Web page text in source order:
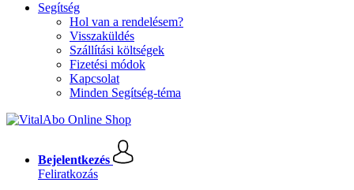
Segítség
Hol van a rendelésem?
Visszaküldés
Szállítási költségek
Fizetési módok
Kapcsolat
Minden Segítség-téma
Bejelentkezés
Feliratkozás